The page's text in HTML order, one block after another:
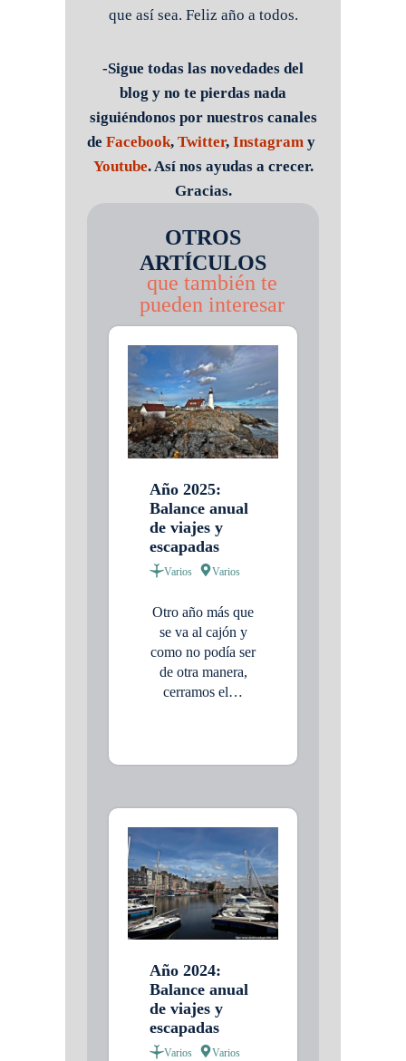
que así sea. Feliz año a todos.
-Sigue todas las novedades del
blog y no te pierdas nada
siguiéndonos por nuestros canales
de Facebook, Twitter, Instagram y
Youtube. Así nos ayudas a crecer.
Gracias.
OTROS
ARTÍCULOS
que también te
pueden interesar
Año 2025:
Balance anual
de viajes y
escapadas
Varios Varios
Otro año más que
se va al cajón y
como no podía ser
de otra manera,
cerramos el…
Año 2024:
Balance anual
de viajes y
escapadas
Varios Varios